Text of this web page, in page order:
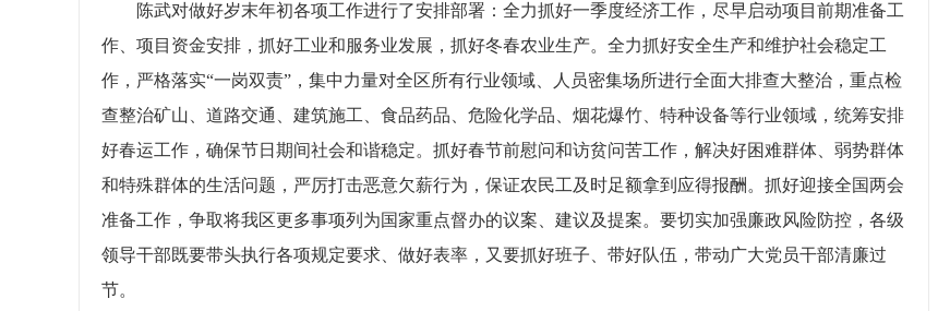
陈武对做好岁末年初各项工作进行了安排部署：全力抓好一季度经济工作，尽早启动项目前期准备工
作、项目资金安排，抓好工业和服务业发展，抓好冬春农业生产。全力抓好安全生产和维护社会稳定工
作，严格落实“一岗双责”，集中力量对全区所有行业领域、人员密集场所进行全面大排查大整治，重点检
查整治矿山、道路交通、建筑施工、食品药品、危险化学品、烟花爆竹、特种设备等行业领域，统筹安排
好春运工作，确保节日期间社会和谐稳定。抓好春节前慰问和访贫问苦工作，解决好困难群体、弱势群体
和特殊群体的生活问题，严厉打击恶意欠薪行为，保证农民工及时足额拿到应得报酬。抓好迎接全国两会
准备工作，争取将我区更多事项列为国家重点督办的议案、建议及提案。要切实加强廉政风险防控，各级
领导干部既要带头执行各项规定要求、做好表率，又要抓好班子、带好队伍，带动广大党员干部清廉过
节。